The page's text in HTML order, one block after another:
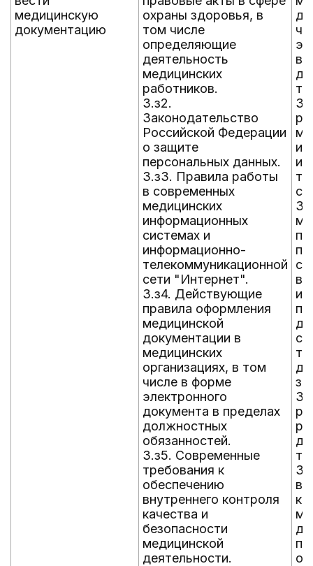
медицинскую
документацию
охраны здоровья, в
том числе
определяющие
деятельность
медицинских
работников.
3.з2.
Законодательство
Российской Федерации
о защите
персональных данных.
3.з3. Правила работы
в современных
медицинских
информационных
системах и
информационно-
телекоммуникационной
сети "Интернет".
3.з4. Действующие
правила оформления
медицинской
документации в
медицинских
организациях, в том
числе в форме
электронного
документа в пределах
должностных
обязанностей.
3.з5. Современные
требования к
обеспечению
внутреннего контроля
качества и
безопасности
медицинской
деятельности.
в
и